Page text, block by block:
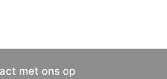
met ons op